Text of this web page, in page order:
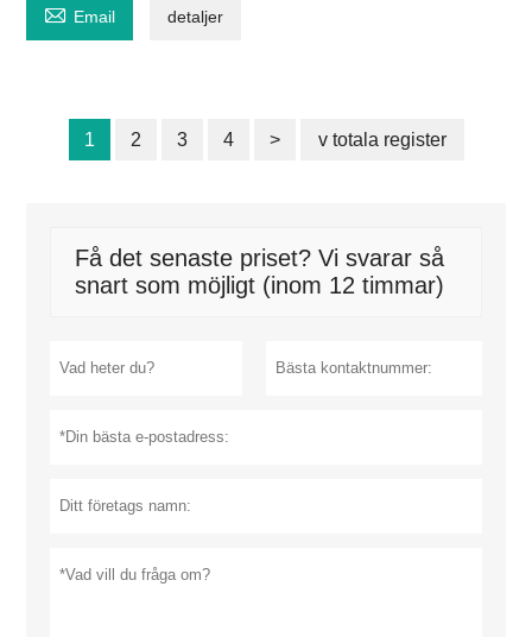
 Email detaljer
1 2 3 4 > v totala register
Få det senaste priset? Vi svarar så
snart som möjligt (inom 12 timmar)